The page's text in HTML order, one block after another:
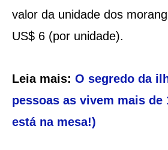
valor da unidade dos
US$ 6 (por unidade).
Leia mais: O segredo da
pessoas as vivem mais de
está na mesa!)